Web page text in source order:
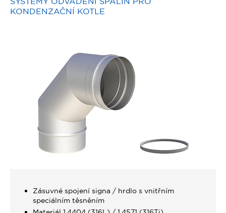
KONDENZAČNÍ KOTLE
Zásuvné spojení signa / hrdlo s vnitřním
speciálním těsněním